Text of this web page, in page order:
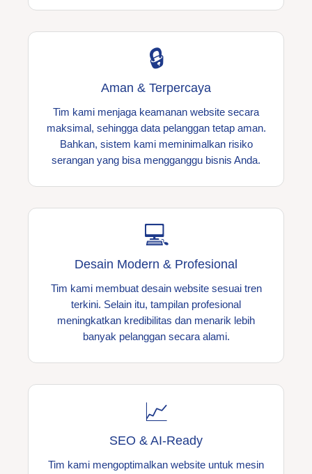
🔒
Aman & Terpercaya
Tim kami menjaga keamanan website secara
maksimal, sehingga data pelanggan tetap aman.
Bahkan, sistem kami meminimalkan risiko
serangan yang bisa mengganggu bisnis Anda.
💻
Desain Modern & Profesional
Tim kami membuat desain website sesuai tren
terkini. Selain itu, tampilan profesional
meningkatkan kredibilitas dan menarik lebih
banyak pelanggan secara alami.
📈
SEO & AI-Ready
Tim kami mengoptimalkan website untuk mesin